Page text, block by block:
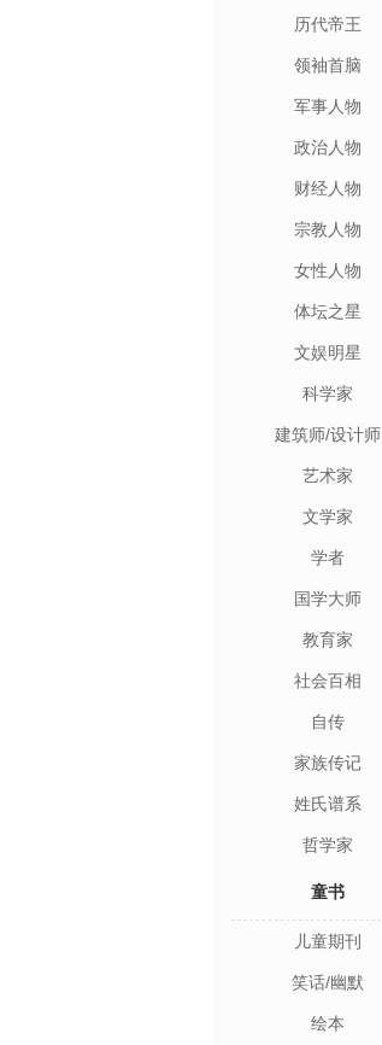
历代帝王
领袖首脑
军事人物
政治人物
财经人物
宗教人物
女性人物
体坛之星
文娱明星
科学家
建筑师/设计师
艺术家
文学家
学者
国学大师
教育家
社会百相
自传
家族传记
姓氏谱系
哲学家
童书
儿童期刊
笑话/幽默
绘本